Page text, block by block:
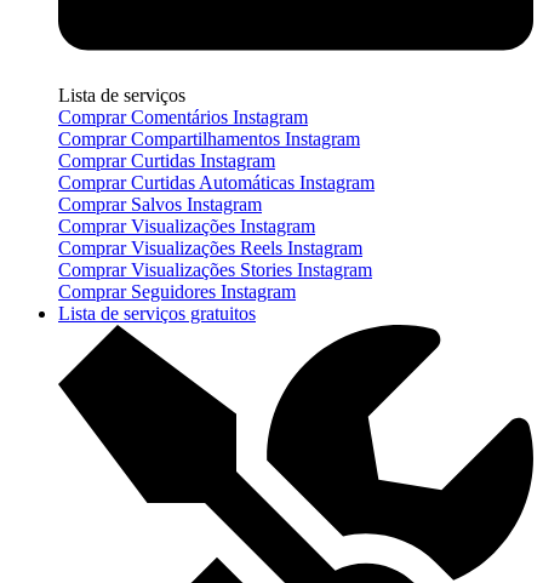
Lista de serviços
Comprar Comentários Instagram
Comprar Compartilhamentos Instagram
Comprar Curtidas Instagram
Comprar Curtidas Automáticas Instagram
Comprar Salvos Instagram
Comprar Visualizações Instagram
Comprar Visualizações Reels Instagram
Comprar Visualizações Stories Instagram
Comprar Seguidores Instagram
Lista de serviços gratuitos